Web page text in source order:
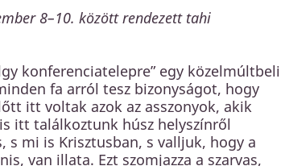
8–10. között rendezett tahi
konferenciatelepre” egy közelmúltbeli
fa arról tesz bizonyságot, hogy
itt voltak azok az asszonyok, akik
itt találkoztunk húsz helyszínről
s mi is Krisztusban, s valljuk, hogy a
van illata. Ezt szomjazza a szarvas,